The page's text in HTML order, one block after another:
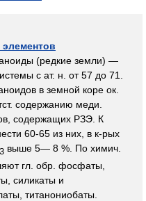
(редкие земли) —
с ат. н. от 57 до 71.
в земной коре ок.
содержанию меди.
содержащих РЗЭ. К
60-65 из них, в к-рых
З выше 5— 8 %. По химич.
гл. обр. фосфаты,
силикаты и
титанониобаты.